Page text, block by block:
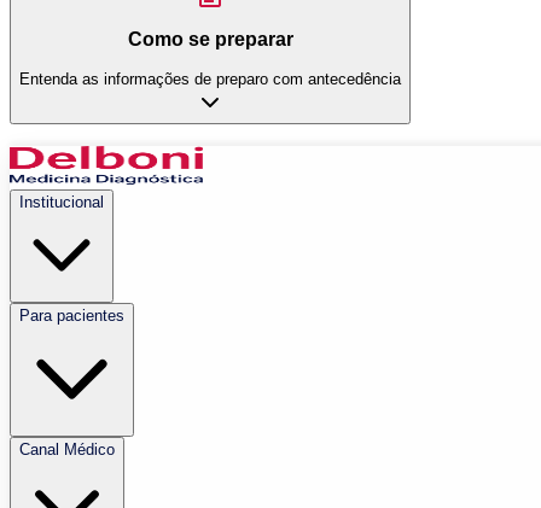
Como se preparar
Entenda as informações de preparo com antecedência
Institucional
Para pacientes
Canal Médico